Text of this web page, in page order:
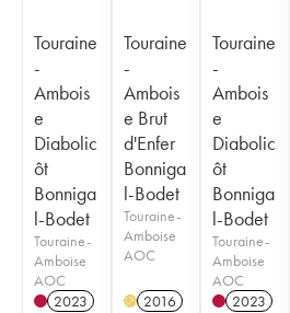
Touraine
-
Ambois
e
Diabolic
ôt
Bonniga
l-Bodet
Touraine-
Amboise
AOC
2023
Touraine
-
Ambois
e Brut
d'Enfer
Bonniga
l-Bodet
Touraine-
Amboise
AOC
H 2016
Touraine
-
Ambois
e
Diabolic
ôt
Bonniga
l-Bodet
Touraine-
Amboise
AOC
2023